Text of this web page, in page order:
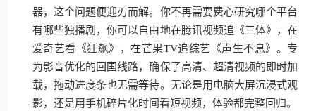
器，这个问题便迎刃而解。你不再需要费心研究哪个平台
有哪些独播剧，你可以自由地在腾讯视频追《三体》，在
爱奇艺看《狂飙》，在芒果TV追综艺《声生不息》。专
为影音优化的回国线路，确保了高清、超清视频的即时加
载，拖动进度条也无需等待。无论是用电脑大屏沉浸式观
影，还是用手机碎片化时间看短视频，体验都完整回归。